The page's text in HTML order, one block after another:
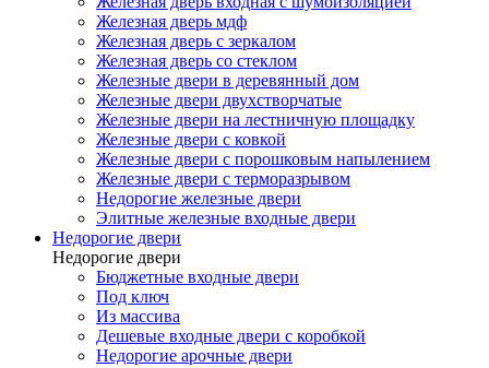
Железная дверь мдф
Железная дверь с зеркалом
Железная дверь со стеклом
Железные двери в деревянный дом
Железные двери двухстворчатые
Железные двери на лестничную площадку
Железные двери с ковкой
Железные двери с порошковым напылением
Железные двери с терморазрывом
Недорогие железные двери
Элитные железные входные двери
Недорогие двери
Недорогие двери
Бюджетные входные двери
Под ключ
Из массива
Дешевые входные двери с коробкой
Недорогие арочные двери